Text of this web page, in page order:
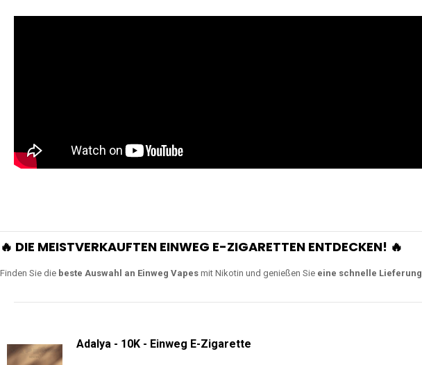
🔥 DIE MEISTVERKAUFTEN EINWEG E-ZIGARETTEN ENTDECKEN! 🔥
Finden Sie die beste Auswahl an Einweg Vapes mit Nikotin und genießen Sie eine schnelle Lieferung
Adalya - 10K - Einweg E-Zigarette